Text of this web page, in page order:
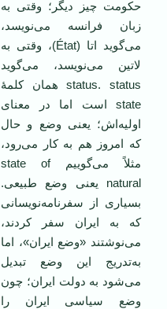
حکومت چیز دیگر؛ وقتی به
زبان فرانسه می‌نویسد،
می‌گوید اتا (État)، وقتی به
لاتین می‌نویسد، می‌گوید
status. status همان کلمۀ
state است اما در معنای
اولیه‌اش؛ یعنی وضع و حال
که امروز هم به کار می‌رود،
مثلاً می‌گوییم state of
natural یعنی وضع طبیعی.
بسیاری از سفرنامه‌نویسانی
که به ایران سفر کردند،
می‌نوشتند «وضع ایران»، اما
به‌تدریج این وضع تبدیل
می‌شود به دولت ایران؛ چون
وضع سیاسی ایران را